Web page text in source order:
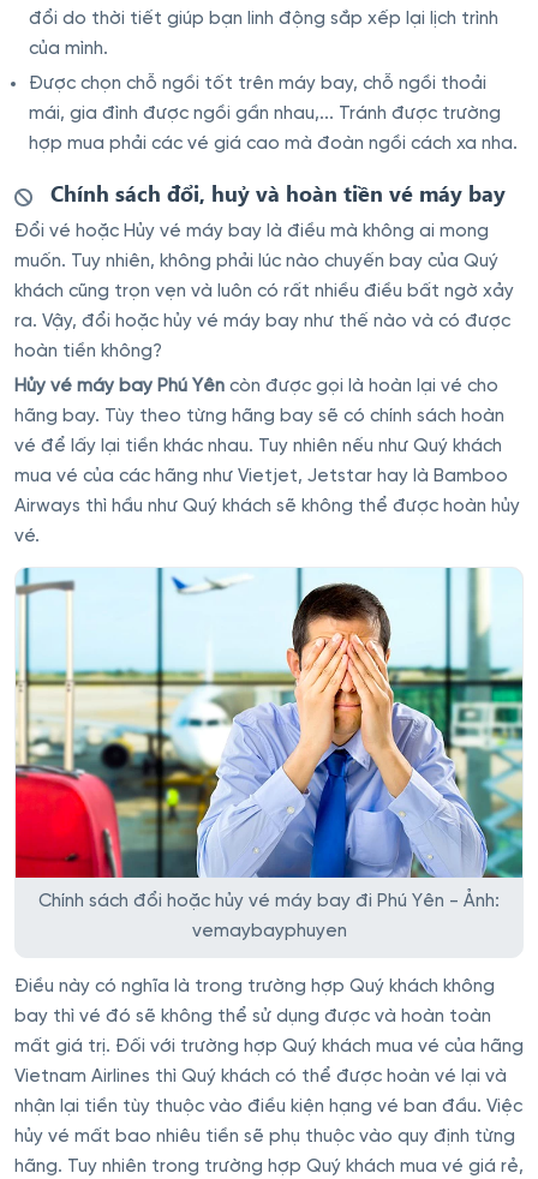
đổi do thời tiết giúp bạn linh động sắp xếp lại lịch trình
của mình.
Được chọn chỗ ngồi tốt trên máy bay, chỗ ngồi thoải
mái, gia đình được ngồi gần nhau,... Tránh được trường
hợp mua phải các vé giá cao mà đoàn ngồi cách xa nha.
Chính sách đổi, huỷ và hoàn tiền vé máy bay
Đổi vé hoặc Hủy vé máy bay là điều mà không ai mong
muốn. Tuy nhiên, không phải lúc nào chuyến bay của Quý
khách cũng trọn vẹn và luôn có rất nhiều điều bất ngờ xảy
ra. Vậy, đổi hoặc hủy vé máy bay như thế nào và có được
hoàn tiền không?
Hủy vé máy bay Phú Yên còn được gọi là hoàn lại vé cho
hãng bay. Tùy theo từng hãng bay sẽ có chính sách hoàn
vé để lấy lại tiền khác nhau. Tuy nhiên nếu như Quý khách
mua vé của các hãng như Vietjet, Jetstar hay là Bamboo
Airways thì hầu như Quý khách sẽ không thể được hoàn hủy
vé.
Chính sách đổi hoặc hủy vé máy bay đi Phú Yên - Ảnh:
vemaybayphuyen
Điều này có nghĩa là trong trường hợp Quý khách không
bay thì vé đó sẽ không thể sử dụng được và hoàn toàn
mất giá trị. Đối với trường hợp Quý khách mua vé của hãng
Vietnam Airlines thì Quý khách có thể được hoàn vé lại và
nhận lại tiền tùy thuộc vào điều kiện hạng vé ban đầu. Việc
hủy vé mất bao nhiêu tiền sẽ phụ thuộc vào quy định từng
hãng. Tuy nhiên trong trường hợp Quý khách mua vé giá rẻ,